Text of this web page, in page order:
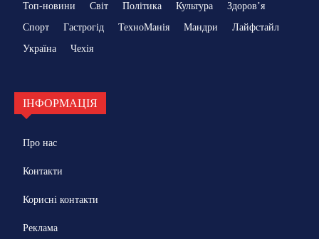
Топ-новини Світ Політика Культура
Здоровʼя
Спорт
Гастрогід ТехноМанія Мандри
Лайфстайл
Україна
Чехія
ІНФОРМАЦІЯ
Про нас
Контакти
Корисні контакти
Реклама